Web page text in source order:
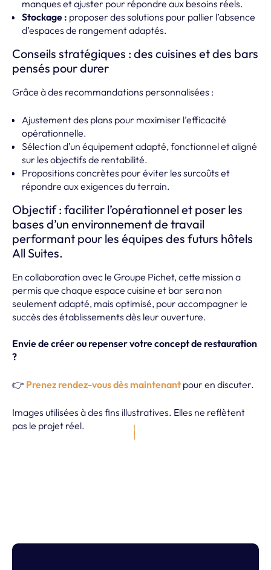
manques et ajuster pour répondre aux besoins réels.
Stockage : proposer des solutions pour pallier l’absence
d’espaces de rangement adaptés.
Conseils stratégiques : des cuisines et des bars
pensés pour durer
Grâce à des recommandations personnalisées :
Ajustement des plans pour maximiser l’efficacité
opérationnelle.
Sélection d’un équipement adapté, fonctionnel et aligné
sur les objectifs de rentabilité.
Propositions concrètes pour éviter les surcoûts et
répondre aux exigences du terrain.
Objectif : faciliter l’opérationnel et poser les
bases d’un environnement de travail
performant pour les équipes des futurs hôtels
All Suites.
En collaboration avec le Groupe Pichet, cette mission a
permis que chaque espace cuisine et bar sera non
seulement adapté, mais optimisé, pour accompagner le
succès des établissements dès leur ouverture.
Envie de créer ou repenser votre concept de restauration
?
👉 Prenez rendez-vous dès maintenant pour en discuter.
Images utilisées à des fins illustratives. Elles ne reflètent
pas le projet réel.